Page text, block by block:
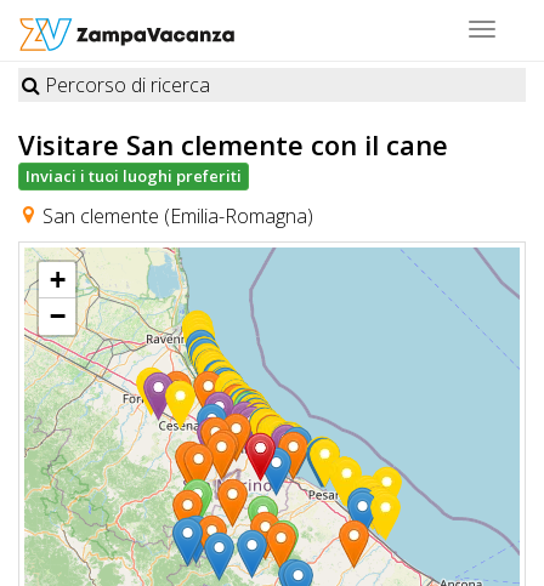
Toggle
STRUTTURE
A
DOG
LUOGHI
A
DOG
OFFERTE
A
DOG
Percorso di ricerca
Visitare San clemente con il cane
Inviaci i tuoi luoghi preferiti
San clemente (Emilia-Romagna)
+
−